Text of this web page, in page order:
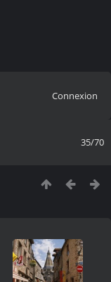
Connexion
35/70